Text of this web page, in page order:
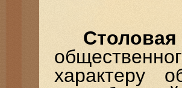
Столовая
характеру